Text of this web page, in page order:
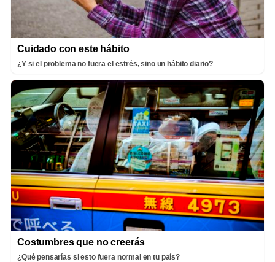
Cuidado con este hábito
¿Y si el problema no fuera el estrés, sino un hábito diario?
Costumbres que no creerás
¿Qué pensarías si esto fuera normal en tu país?